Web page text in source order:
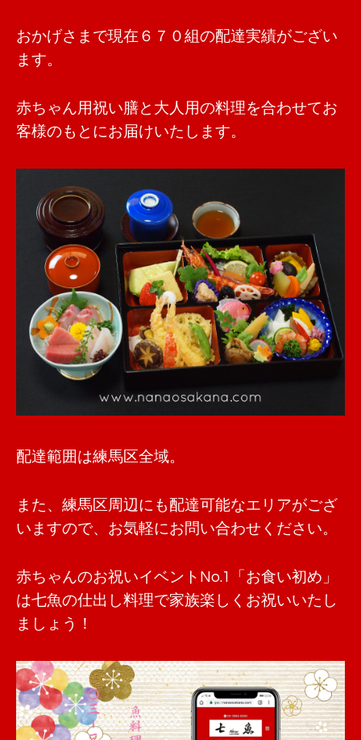
おかげさまで現在６７０組の配達実績がござい
ます。
赤ちゃん用祝い膳と大人用の料理を合わせてお
客様のもとにお届けいたします。
配達範囲は練馬区全域。
また、練馬区周辺にも配達可能なエリアがござ
いますので、お気軽にお問い合わせください。
赤ちゃんのお祝いイベントNo.1「お食い初め」
は七魚の仕出し料理で家族楽しくお祝いいたし
ましょう！